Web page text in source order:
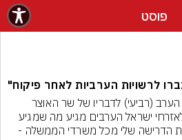
פוסט
לרשויות הערביות לאחר פיקוח"